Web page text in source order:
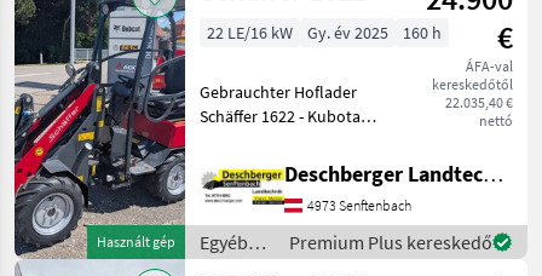
Használt gép
€
ÁFA-val
kereskedőtől
22.035,40 €
nettó
22 LE/16 kW Gy. év 2025 160 h
Gebrauchter Hoflader
Schäffer 1622 - Kubota
- Hydrostatischer
Allradantrieb mit Fahrpedal
- Bereifung 23x8.50-12 AS,
ET+60 - Origina
Deschberger Landtechnik GmbH
4973 Senftenbach
Egyéb
mezőgazdasági
Premium Plus kereskedő